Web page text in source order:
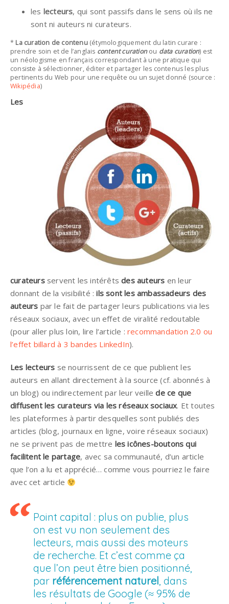
les lecteurs, qui sont passifs dans le sens où ils ne
sont ni auteurs ni curateurs.
* La curation de contenu(étymologiquement du latin curare :
prendre soin et de l’anglais content curation ou data curation) est
un néologisme en français correspondant à une pratique qui
consiste à sélectionner, éditer et partager les contenus les plus
pertinents du Web pour une requête ou un sujet donné (source :
Wikipédia)
Les
curateursservent les intérêtsdes auteurs en leur
donnant de la visibilité :ils sont les ambassadeurs des
auteurs par le fait de partager leurs publications via les
réseaux sociaux, avec un effet de viralité redoutable
(pour aller plus loin, lire l’article : recommandation 2.0 ou
l’effet billard à 3 bandes LinkedIn).
Les lecteurs se nourrissent de ce que publient les
auteurs en allant directement à la source (cf. abonnés à
un blog) ou indirectement par leur veillede ce que
diffusent les curateurs via les réseaux sociaux. Et toutes
les plateformes à partir desquelles sont publiés des
articles (blog, journaux en ligne, voire réseaux sociaux)
ne se privent pas de mettre les icônes-boutons qui
facilitent le partage, avec sa communauté, d’un article
que l’on a lu et apprécié… comme vous pourriez le faire
avec cet article
Point capital : plus on publie, plus
on est vu non seulement des
lecteurs, mais aussi des moteurs
de recherche. Et c’est comme ça
que l’on peut être bien positionné,
par référencement naturel, dans
les résultats de Google (≈ 95% de